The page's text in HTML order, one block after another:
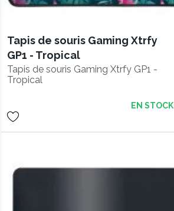
Tapis de souris Gaming Xtrfy
GP1 - Tropical
Tapis de souris Gaming Xtrfy GP1 -
Tropical
EN STOCK